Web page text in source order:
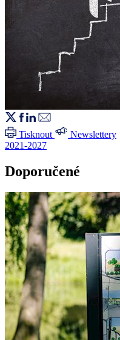
Tisknout
Newslettery
2021-2027
Doporučené